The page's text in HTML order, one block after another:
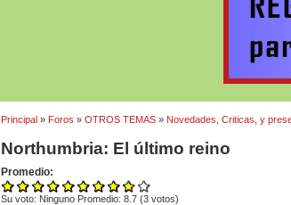
Principal» Foros » OTROS TEMAS» Novedades, Criticas, y
Northumbria: El último reino
Promedio:
Su voto: Ninguno Promedio: 8.7 (3votos)